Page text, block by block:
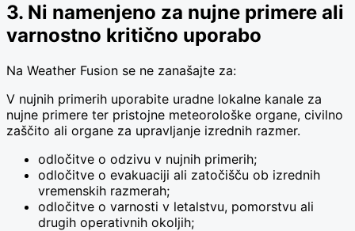
3. Ni namenjeno za nujne primere ali
varnostno kritično uporabo
Na Weather Fusion se ne zanašajte za:
V nujnih primerih uporabite uradne lokalne kanale za
nujne primere ter pristojne meteorološke organe, civilno
zaščito ali organe za upravljanje izrednih razmer.
odločitve o odzivu v nujnih primerih;
odločitve o evakuaciji ali zatočišču ob izrednih
vremenskih razmerah;
odločitve o varnosti v letalstvu, pomorstvu ali
drugih operativnih okoljih;